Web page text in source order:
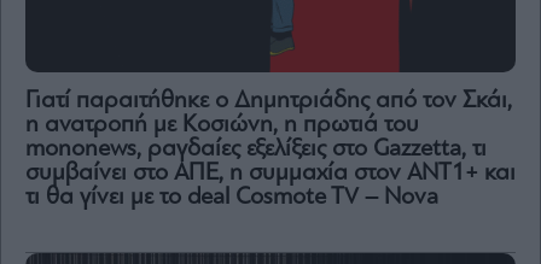
Γιατί παραιτήθηκε ο Δημητριάδης από τον Σκάι,
η ανατροπή με Κοσιώνη, η πρωτιά του
mononews, ραγδαίες εξελίξεις στο Gazzetta, τι
συμβαίνει στο ΑΠΕ, η συμμαχία στον ΑΝΤ1+ και
τι θα γίνει με το deal Cosmote TV – Nova